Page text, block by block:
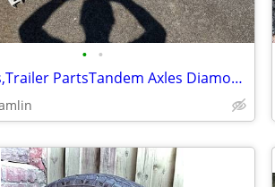
• •
2 Fenders,Trailer PartsTandem Axles Diamond Plate Aluminum